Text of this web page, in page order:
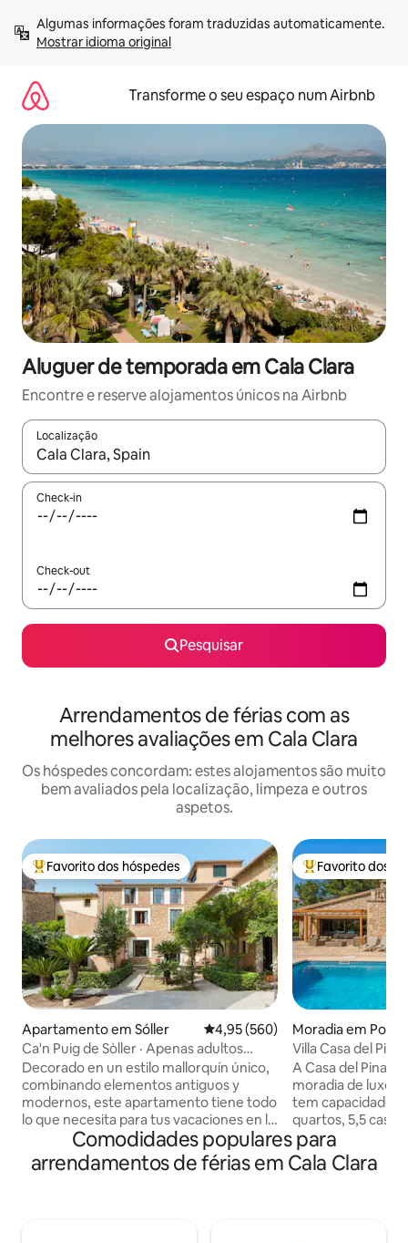
para
Mostrar idioma original
Transforme o seu espaço num Airbnb
Aluguer de temporada em Cala Clara
Encontre e reserve alojamentos únicos na Airbnb
Localização
Quando os resultados estiverem disponíveis, navegue com
Check-in
Check-out
Pesquisar
Arrendamentos de férias com as
melhores avaliações em Cala Clara
Os hóspedes concordam: estes alojamentos são muito
bem avaliados pela localização, limpeza e outros
aspetos.
Favoritos dos hóspedes mais apreciados
Favorito dos hóspedes
Apartamento em Sóller Classificação média de 4,95 em
4,95 (560)
Ca'n Puig de Sòller · Apenas adultos
(+12), Incrível...
Decorado en un estilo mallorquín único,
combinando elementos antiguos y
modernos, este apartamento tiene todo
lo que necesita para tus vacaciones en la
primera planta y el dormitorio tiene
acceso directo a una pequeña terraza
Favoritos dos
Favorito dos
Moradia em Port
Villa Casa del
privada.
A Casa del
moradia de luxo
tem capacidade
quartos, 5,5
jardim e área de
piscina privada
(opcional), uma
Comodidades populares para
arrendamentos de férias em Cala Clara